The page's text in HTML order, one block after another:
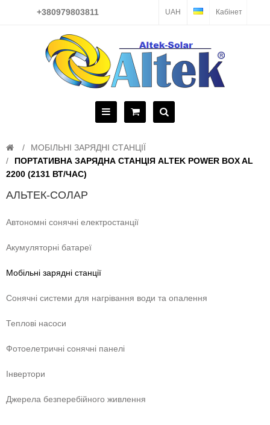
+380979803811 UAH Кабінет
МОБІЛЬНІ ЗАРЯДНІ СТАНЦІЇ
ПОРТАТИВНА ЗАРЯДНА СТАНЦІЯ ALTEK POWER BOX AL
2200 (2131 ВТ/ЧАС)
АЛЬТЕК-СОЛАР
Автономні сонячні електростанції
Акумуляторні батареї
Мобільні зарядні станції
Сонячні системи для нагрівання води та опалення
Теплові насоси
Фотоелетричні cонячні панелі
Інвертори
Джерела безперебійного живлення